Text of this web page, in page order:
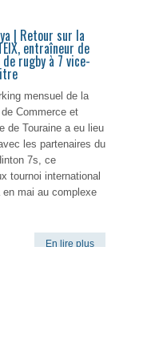
| Retour sur la
entraîneur de
rugby à 7 vice-
mensuel de la
Commerce et
de Touraine a eu lieu
les partenaires du
7s, ce
tournoi international
mai au complexe
En lire plus